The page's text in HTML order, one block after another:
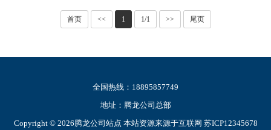
首页 << 1 1/1 >> 尾页
全国热线：18895857749
地址：腾龙公司总部
Copyright © 2026腾龙公司站点 本站资源来源于互联网 苏ICP12345678